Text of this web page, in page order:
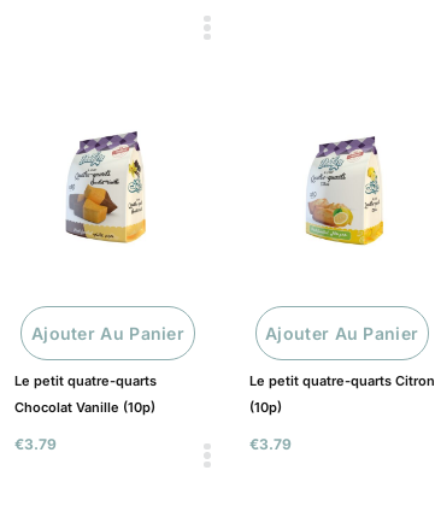
€3.79
Le petit quatre-quarts
Chocolat Vanille (10p)
Ajouter Au Panier
€3.79
Le petit quatre-quarts Citron
(10p)
Ajouter Au Panier